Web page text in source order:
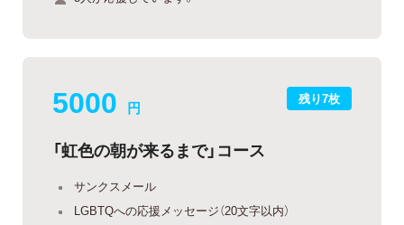
残り7枚
5000 円
「虹色の朝が来るまで」コース
サンクスメール
LGBTQへの応援メッセージ（20文字以内）